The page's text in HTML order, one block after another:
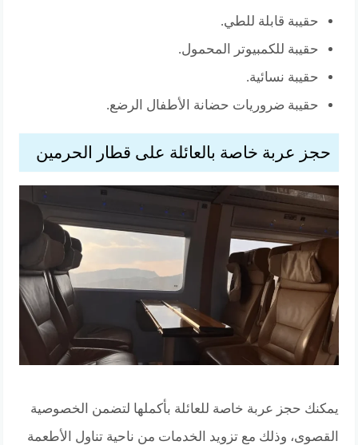
حقيبة قابلة للطي.
حقيبة للكمبيوتر المحمول.
حقيبة نسائية.
حقيبة ضروريات حضانة الأطفال الرضع.
حجز عربة خاصة بالعائلة على قطار الحرمين
يمكنك حجز عربة خاصة للعائلة بأكملها لتضمن الخصوصية
القصوى، وذلك مع تزويد الخدمات من ناحية تناول الأطعمة